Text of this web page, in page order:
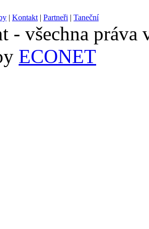
| Kontakt | Partneři | Taneční
- všechna práva
ECONET